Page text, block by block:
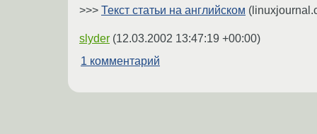
>>> Текст статьи на английском
slyder (12.03.2002 13:47:19 +00:00)
1 комментарий